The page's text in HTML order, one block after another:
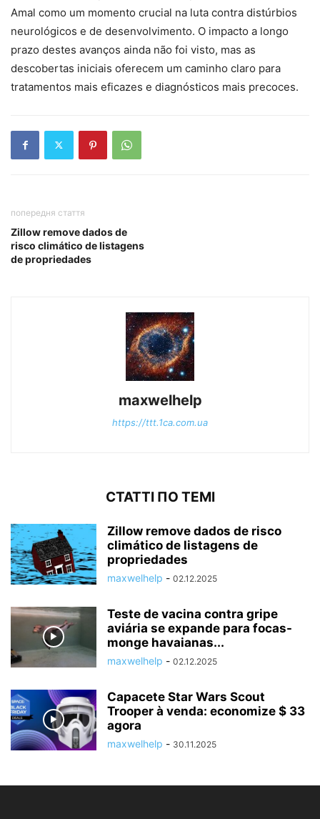
Amal como um momento crucial na luta contra distúrbios
neurológicos e de desenvolvimento. O impacto a longo
prazo destes avanços ainda não foi visto, mas as
descobertas iniciais oferecem um caminho claro para
tratamentos mais eficazes e diagnósticos mais precoces.
попередня стаття
Zillow remove dados de
risco climático de listagens
de propriedades
maxwelhelp
https://ttt.1ca.com.ua
СТАТТІ ПО ТЕМІ
Zillow remove dados de risco
climático de listagens de
propriedades
maxwelhelp - 02.12.2025
Teste de vacina contra gripe
aviária se expande para focas-
monge havaianas...
maxwelhelp - 02.12.2025
Capacete Star Wars Scout
Trooper à venda: economize $ 33
agora
maxwelhelp - 30.11.2025